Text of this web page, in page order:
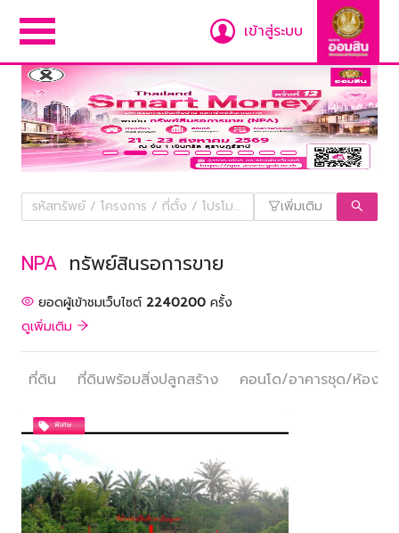
เข้าสู่ระบบ
เพิ่มเติม
NPA ทรัพย์สินรอการขาย
ยอดผู้เข้าชมเว็บไซต์ 2240200 ครั้ง
ดูเพิ่มเติม
ที่ดิน ที่ดินพร้อมสิ่งปลูกสร้าง คอนโด/อาคารชุด/ห้องชุด